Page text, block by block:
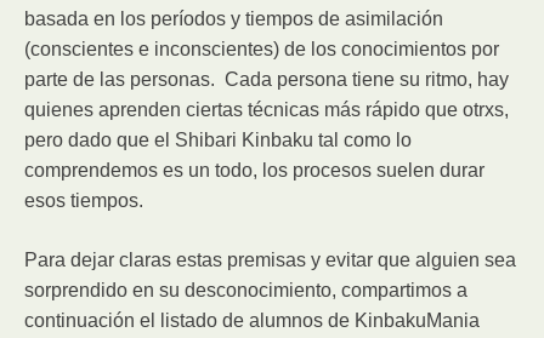
basada en los períodos y tiempos de asimilación
(conscientes e inconscientes) de los conocimientos por
parte de las personas. Cada persona tiene su ritmo, hay
quienes aprenden ciertas técnicas más rápido que otrxs,
pero dado que el Shibari Kinbaku tal como lo
comprendemos es un todo, los procesos suelen durar
esos tiempos.
Para dejar claras estas premisas y evitar que alguien sea
sorprendido en su desconocimiento, compartimos a
continuación el listado de alumnos de KinbakuMania